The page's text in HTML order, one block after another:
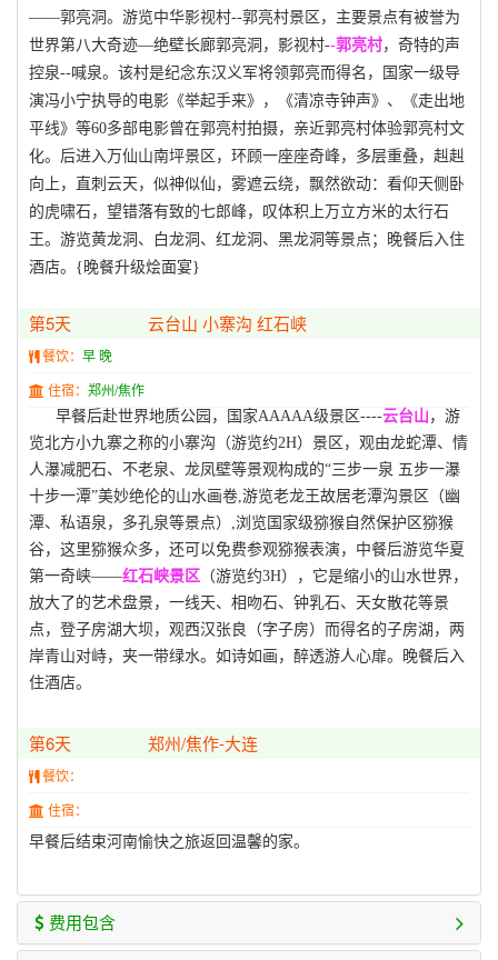
——郭亮洞。游览中华影视村--郭亮村景区，主要景点有被誉为
世界第八大奇迹—绝壁长廊郭亮洞，影视村--郭亮村，奇特的声
控泉--喊泉。该村是纪念东汉义军将领郭亮而得名，国家一级导
演冯小宁执导的电影《举起手来》，《清凉寺钟声》、《走出地
平线》等60多部电影曾在郭亮村拍摄，亲近郭亮村体验郭亮村文
化。后进入万仙山南坪景区，环顾一座座奇峰，多层重叠，赳赳
向上，直刺云天，似神似仙，雾遮云绕，飘然欲动：看仰天侧卧
的虎啸石，望错落有致的七郎峰，叹体积上万立方米的太行石
王。游览黄龙洞、白龙洞、红龙洞、黑龙洞等景点；晚餐后入住
酒店。{晚餐升级烩面宴}
第5天 云台山 小寨沟 红石峡
餐饮： 早 晚
住宿： 郑州/焦作
早餐后赴世界地质公园，国家AAAAA级景区----云台山 ，游
览北方小九寨之称的小寨沟（游览约2H）景区，观由龙蛇潭、情
人瀑减肥石、不老泉、龙凤壁等景观构成的“三步一泉 五步一瀑
十步一潭”美妙绝伦的山水画卷,游览老龙王故居老潭沟景区（幽
潭、私语泉，多孔泉等景点）,浏览国家级猕猴自然保护区猕猴
谷，这里猕猴众多，还可以免费参观猕猴表演，中餐后游览华夏
第一奇峡——红石峡景区 （游览约3H），它是缩小的山水世界，
放大了的艺术盘景，一线天、相吻石、钟乳石、天女散花等景
点，登子房湖大坝，观西汉张良（字子房）而得名的子房湖，两
岸青山对峙，夹一带绿水。如诗如画，醉透游人心扉。晚餐后入
住酒店。
第6天 郑州/焦作-大连
餐饮：
住宿：
早餐后结束河南愉快之旅返回温馨的家。
费用包含